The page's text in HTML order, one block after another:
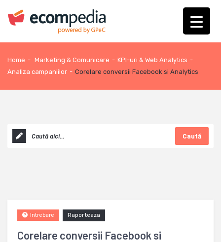
Home - Marketing & Comunicare - KPI-uri & Web Analytics -
Analiza campaniilor - Corelare conversii Facebook si Analytics
Caută
Corelare conversii Facebook si
Raporteaza
Intrebare